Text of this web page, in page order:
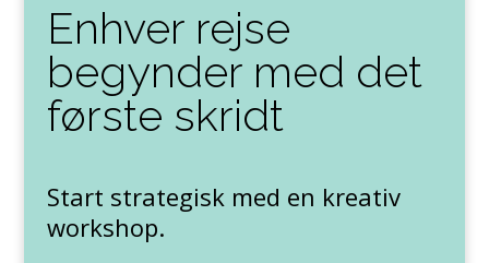
Enhver rejse
begynder med det
første skridt
Start strategisk med en kreativ
workshop.